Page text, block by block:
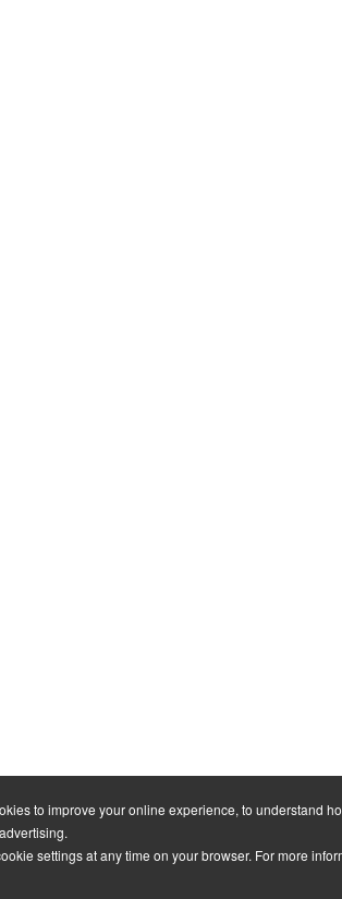
to improve your online experience, to understand
settings at any time on your browser. For more